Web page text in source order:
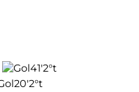
41'2°t
20'2°t